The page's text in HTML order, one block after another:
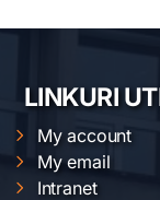
LINKURI
My account
My email
Intranet